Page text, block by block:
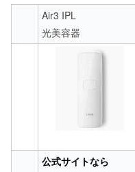
Air3 IPL
光美容器
公式サイトなら